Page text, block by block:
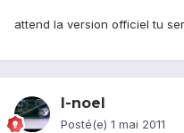
attend la version officiel tu
l-noel
Posté(e) 1 mai 2011